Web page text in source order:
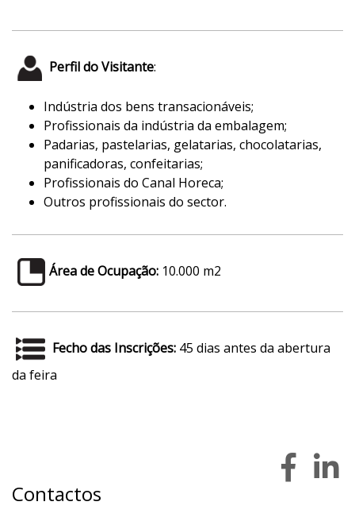
Perfil do Visitante:
Indústria dos bens transacionáveis;
Profissionais da indústria da embalagem;
Padarias, pastelarias, gelatarias, chocolatarias,
panificadoras, confeitarias;
Profissionais do Canal Horeca;
Outros profissionais do sector.
Área de Ocupação: 10.000 m2
Fecho das Inscrições: 45 dias antes da abertura
da feira
Contactos